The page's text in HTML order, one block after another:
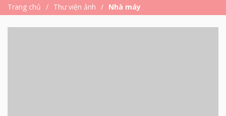
Trang chủ Thư viện ảnh Nhà máy